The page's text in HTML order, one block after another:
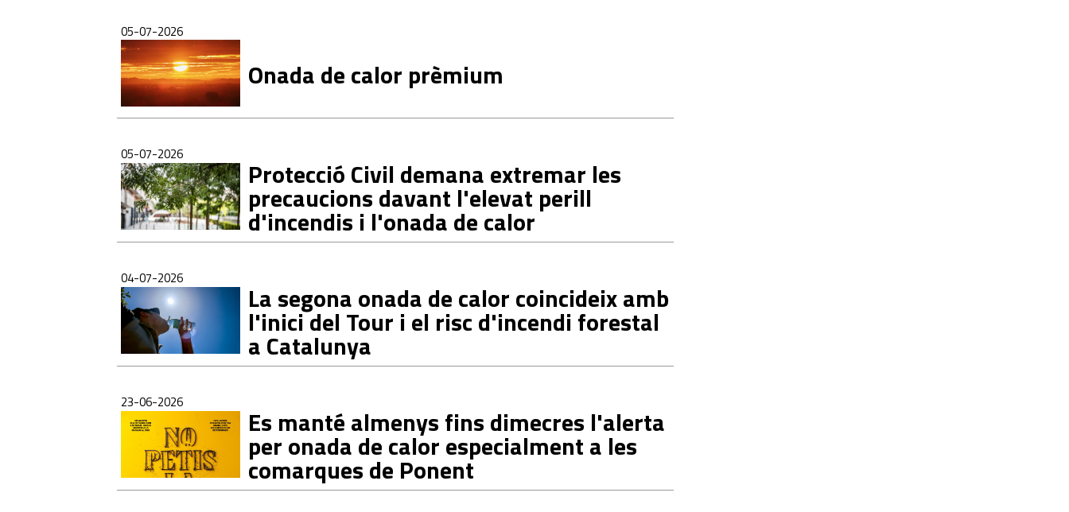
05-07-2026
Onada de calor prèmium
05-07-2026
Protecció Civil demana extremar les
precaucions davant l'elevat perill
d'incendis i l'onada de calor
04-07-2026
La segona onada de calor coincideix amb
l'inici del Tour i el risc d'incendi forestal
a Catalunya
23-06-2026
Es manté almenys fins dimecres l'alerta
per onada de calor especialment a les
comarques de Ponent